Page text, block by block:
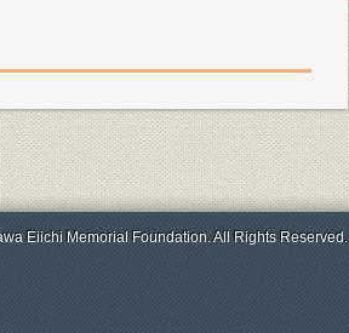
Eiichi Memorial Foundation. All Rights Reserved.